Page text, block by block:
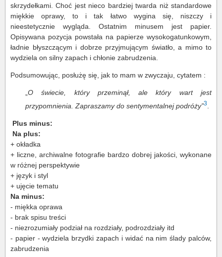
skrzydełkami. Choć jest nieco bardziej twarda niż standardowe
miękkie oprawy, to i tak łatwo wygina się, niszczy i
nieestetycznie wygląda. Ostatnim minusem jest papier.
Opisywana pozycja powstała na papierze wysokogatunkowym,
ładnie błyszczącym i dobrze przyjmującym światło, a mimo to
wydziela on silny zapach i chłonie zabrudzenia.
Podsumowując, posłużę się, jak to mam w zwyczaju, cytatem :
„O świecie, który przeminął, ale który wart jest
przypomnienia. Zapraszamy do sentymentalnej podróży”3
Plus minus:
Na plus:
+ okładka
+ liczne, archiwalne fotografie bardzo dobrej jakości, wykonane
w różnej perspektywie
+ język i styl
+ ujęcie tematu
Na minus:
- miękka oprawa
- brak spisu treści
- niezrozumiały podział na rozdziały, podrozdziały itd
- papier - wydziela brzydki zapach i widać na nim ślady palców,
zabrudzenia